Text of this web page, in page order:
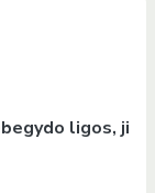
ligos, ji